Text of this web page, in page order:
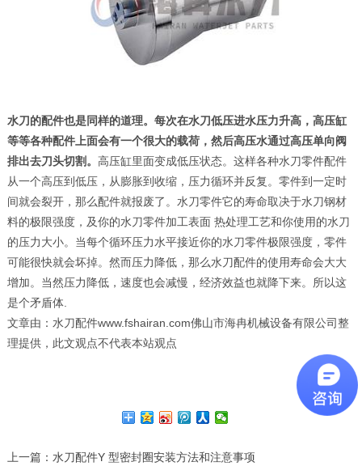
水刀的配件也是同样的道理。每次在水刀低压进水压力升高，高压缸
等等各种配件上面会有一个很大的载荷，然后高压水通过高压单向阀
排出去刀头切割。 高压缸里面变成低压状态。这样各种水刀零件配件
从一个高压到低压，从膨胀到收缩，压力循环并反复。零件到一定时
间就会裂开，那么配件就报废了。水刀零件它的寿命取决于水刀钢材
料的极限强度，及你的水刀零件加工表面 热处理工艺和你使用的水刀
的压力大小。当每个循环压力水平接近你的水刀零件极限强度，零件
可能很快就会坏掉。然而压力降低，那么水刀配件的使用寿命会大大
增加。当然压力降低，速度也会减慢，经济效益也就降下来。所以这
是个矛盾体.
文章由：水刀配件www.fshairan.com佛山市海冉机械设备有限公司整
理提供，此文观点不代表本站观点
上一篇 ：水刀配件Y 型密封圈安装方法和注意事项